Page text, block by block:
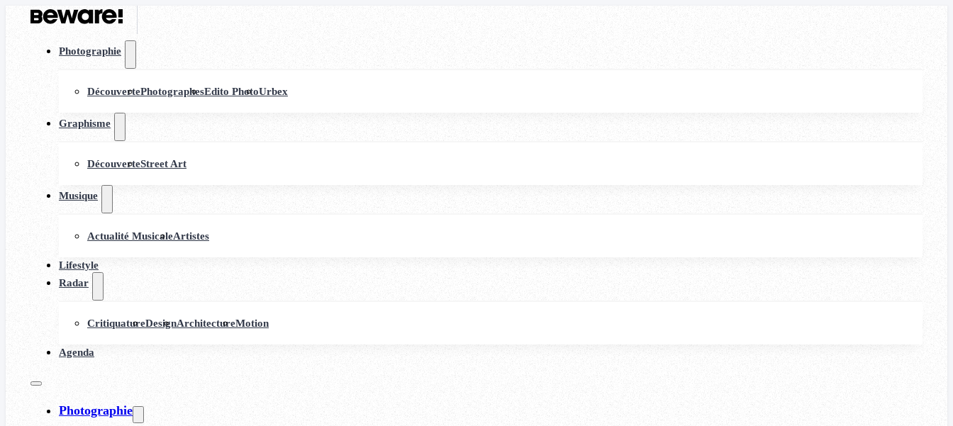
Photographie
DécouvertePhotographesEdito PhotoUrbex
Graphisme
DécouverteStreet Art
Musique
Actualité MusicaleArtistes
Lifestyle
Radar
CritiquatureDesignArchitectureMotion
Agenda
Photographie